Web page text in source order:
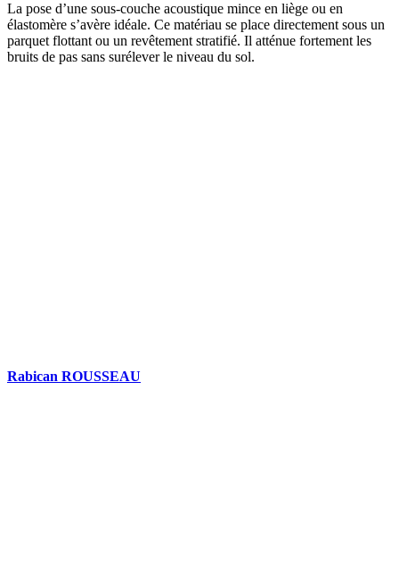
La pose d’une sous-couche acoustique mince en liège ou en
élastomère s’avère idéale. Ce matériau se place directement sous un
parquet flottant ou un revêtement stratifié. Il atténue fortement les
bruits de pas sans surélever le niveau du sol.
Rabican ROUSSEAU